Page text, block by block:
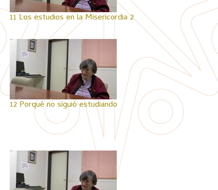
11 Los estudios en la Misericordia 2
12 Porqué no siguió estudiando